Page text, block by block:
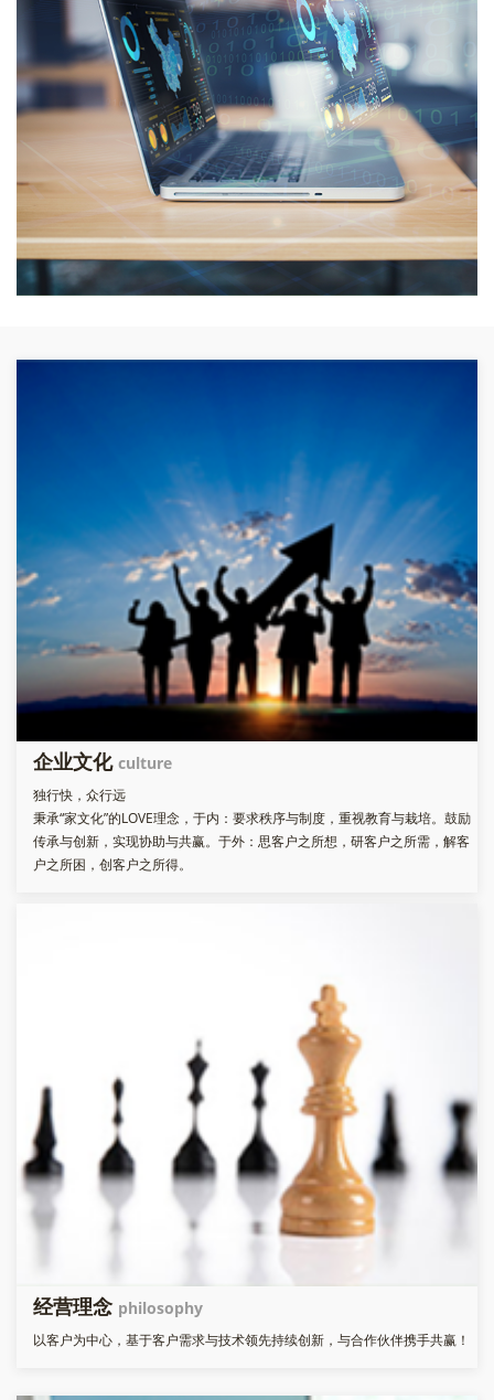
企业文化 culture
独行快，众行远
秉承“家文化”的LOVE理念，于内：要求秩序与制度，重视教育与栽培。鼓励
传承与创新，实现协助与共赢。于外：思客户之所想，研客户之所需，解客
户之所困，创客户之所得。
经营理念 philosophy
以客户为中心，基于客户需求与技术领先持续创新，与合作伙伴携手共赢！